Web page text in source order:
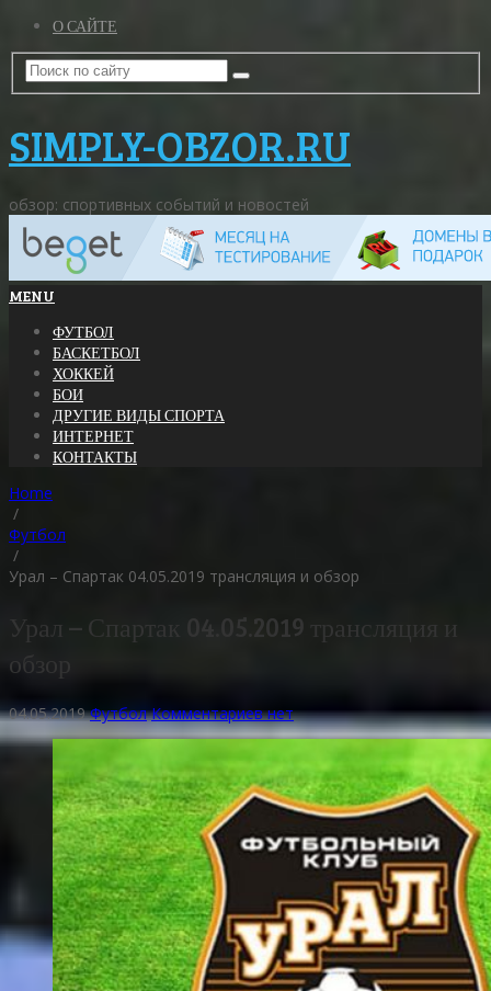
О САЙТЕ
SIMPLY-OBZOR.RU
обзор: спортивных событий и новостей
MENU
ФУТБОЛ
БАСКЕТБОЛ
ХОККЕЙ
БОИ
ДРУГИЕ ВИДЫ СПОРТА
ИНТЕРНЕТ
КОНТАКТЫ
Home
/
Футбол
/
Урал – Спартак 04.05.2019 трансляция и обзор
Урал – Спартак 04.05.2019 трансляция и
обзор
04.05.2019 Футбол Комментариев нет